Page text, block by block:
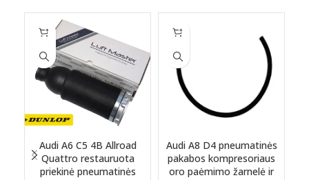
Audi A6 C5 4B Allroad
Quattro restauruota
priekinė pneumatinės
Audi A8 D4 pneumatinės
pakabos kompresoriaus
oro paėmimo žarnelė ir